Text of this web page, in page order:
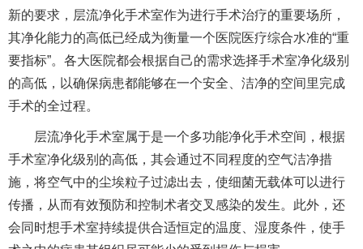
新的要求，层流净化手术室作为进行手术治疗的重要场所，
其净化能力的高低已经成为衡量一个医院医疗综合水准的“重
要指标”。各大医院都会根据自己的需求选择手术室净化级别
的高低，以确保病患都能够在一个安全、洁净的空间里完成
手术的全过程。
层流净化手术室属于是一个多功能净化手术空间，根据
手术室净化级别的高低，其会通过不同程度的空气洁净措
施，将空气中的尘埃粒子过滤出去，使细菌无载体可以进行
传播，从而有效预防和控制术者交叉感染的发生。此外，还
会同时想手术室持续提供合适恒定的温度、湿度条件，使手